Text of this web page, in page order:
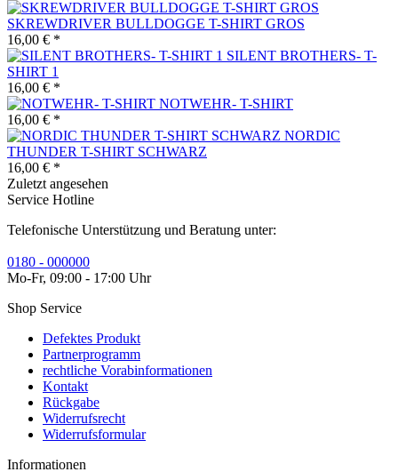
SKREWDRIVER BULLDOGGE T-SHIRT GROS
16,00 € *
SILENT BROTHERS- T-
SHIRT 1
16,00 € *
NOTWEHR- T-SHIRT
16,00 € *
NORDIC
THUNDER T-SHIRT SCHWARZ
16,00 € *
Zuletzt angesehen
Service Hotline
Telefonische Unterstützung und Beratung unter:
0180 - 000000
Mo-Fr, 09:00 - 17:00 Uhr
Shop Service
Defektes Produkt
Partnerprogramm
rechtliche Vorabinformationen
Kontakt
Rückgabe
Widerrufsrecht
Widerrufsformular
Informationen